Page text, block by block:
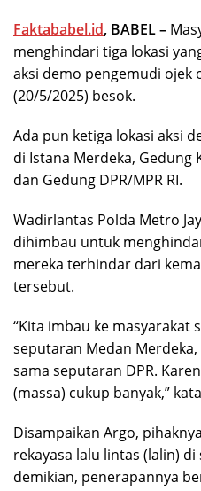
Faktababel.id, BABEL –
menghindari tiga lokasi
aksi demo pengemudi ojek
(20/5/2025) besok.
Ada pun ketiga lokasi aksi
di Istana Merdeka,
dan Gedung DPR/MPR RI.
Wadirlantas Polda Metro
dihimbau untuk
mereka terhindar dari
tersebut.
“Kita imbau ke masyarakat
seputaran Medan
sama seputaran DPR.
(massa) cukup banyak,”
Disampaikan Argo,
rekayasa lalu lintas (lalin)
demikian, penerapannya